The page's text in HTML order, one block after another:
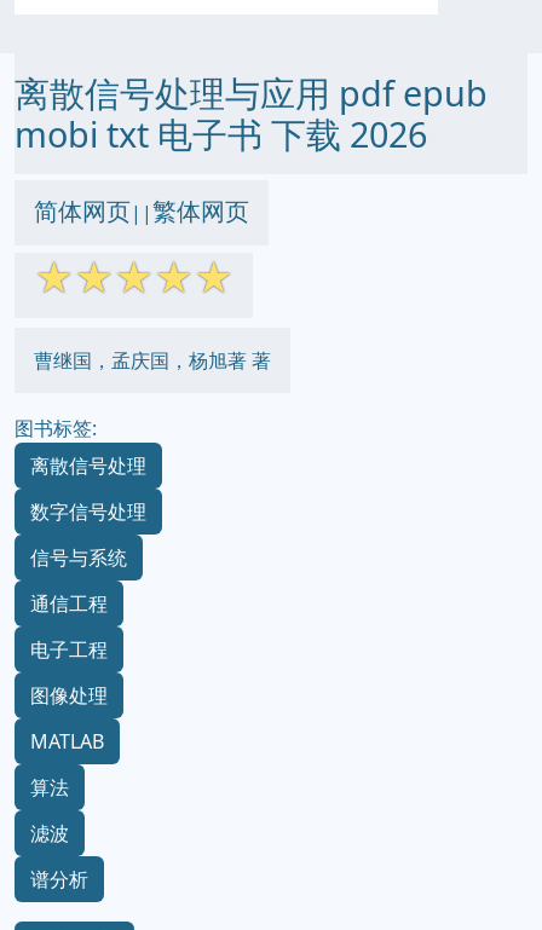
离散信号处理与应用 pdf epub
mobi txt 电子书 下载 2026
简体网页||繁体网页
☆☆☆☆☆
曹继国，孟庆国，杨旭著 著
图书标签:
离散信号处理
数字信号处理
信号与系统
通信工程
电子工程
图像处理
MATLAB
算法
滤波
谱分析